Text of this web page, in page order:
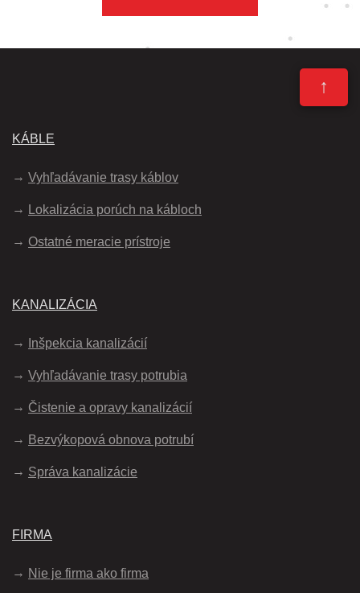
↑
KÁBLE
Vyhľadávanie trasy káblov
Lokalizácia porúch na kábloch
Ostatné meracie prístroje
KANALIZÁCIA
Inšpekcia kanalizácií
Vyhľadávanie trasy potrubia
Čistenie a opravy kanalizácií
Bezvýkopová obnova potrubí
Správa kanalizácie
FIRMA
Nie je firma ako firma